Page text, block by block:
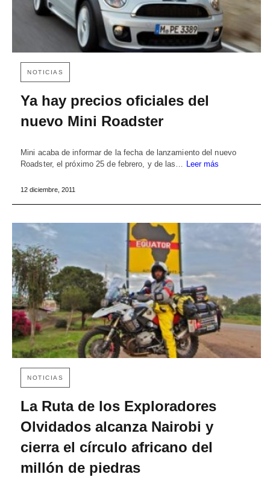
NOTICIAS
Ya hay precios oficiales del
nuevo Mini Roadster
Mini acaba de informar de la fecha de lanzamiento del nuevo
Roadster, el próximo 25 de febrero, y de las…
Leer más
12 diciembre, 2011
NOTICIAS
La Ruta de los Exploradores
Olvidados alcanza Nairobi y
cierra el círculo africano del
millón de piedras